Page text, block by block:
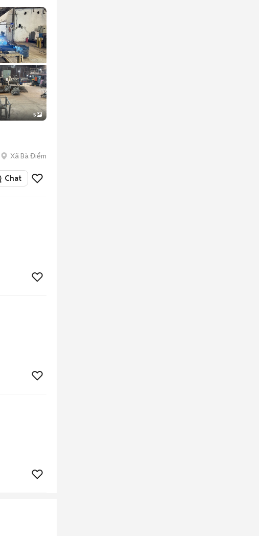
5
Xã Bà Điểm
Chat